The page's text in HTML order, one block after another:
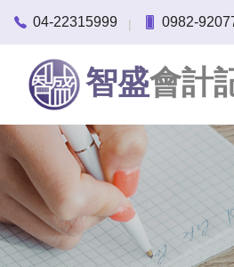
04-22315999 | 0982-
智盛會計